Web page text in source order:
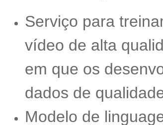
Serviço para
vídeo de alta
em que os
dados de
Modelo de